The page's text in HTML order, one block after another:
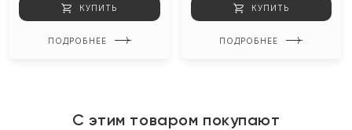
КУПИТЬ
ПОДРОБНЕЕ
КУПИТЬ
ПОДРОБНЕЕ
С этим товаром покупают